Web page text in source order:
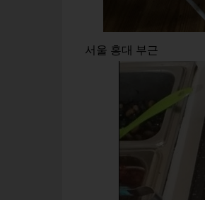
서울 홍대 부근